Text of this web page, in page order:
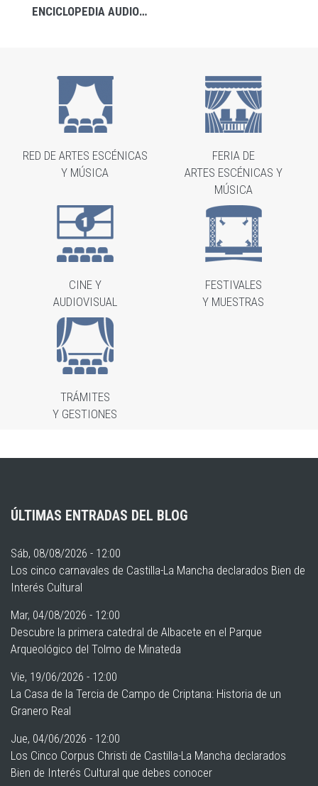
ENCICLOPEDIA AUDIOVISUAL DEL FOLCLORE DE CASTILLA-LA MANCHA
RED DE ARTES ESCÉNICAS
Y MÚSICA
FERIA DE
ARTES ESCÉNICAS Y
MÚSICA
CINE Y
AUDIOVISUAL
FESTIVALES
Y MUESTRAS
TRÁMITES
Y GESTIONES
ÚLTIMAS ENTRADAS DEL BLOG
Sáb, 08/08/2026 - 12:00
Los cinco carnavales de Castilla-La Mancha declarados Bien de
Interés Cultural
Mar, 04/08/2026 - 12:00
Descubre la primera catedral de Albacete en el Parque
Arqueológico del Tolmo de Minateda
Vie, 19/06/2026 - 12:00
La Casa de la Tercia de Campo de Criptana: Historia de un
Granero Real
Jue, 04/06/2026 - 12:00
Los Cinco Corpus Christi de Castilla-La Mancha declarados
Bien de Interés Cultural que debes conocer